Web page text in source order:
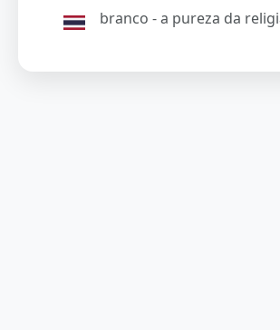
branco - a pureza da